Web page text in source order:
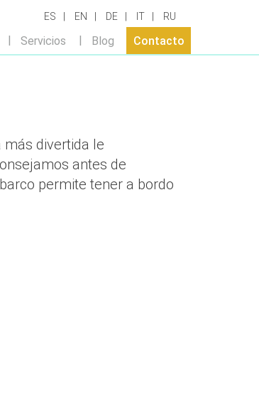
ES EN DE IT RU
Servicios Blog Contacto
más divertida le
antes de
permite tener a bordo